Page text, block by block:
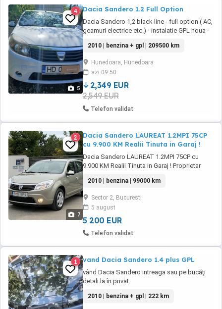
5
4 Dacia Sandero 1.2 Full Option
Dacia Sandero 1,2 black line - full option ( AC,
geamuri electrice etc.) - instalatie GPL noua -
209500 - 2349 euro negociabil
2010 | benzina + gpl | 209500 km
Hunedoara, Hunedoara
azi 09:50
2,349 EUR
2,549 EUR
Telefon validat
7
2
Dacia Sandero LAUREAT 1.2MPI 75CP
cu 9.900 KM Realii Tinuta in Garaj !
Dacia Sandero LAUREAT 1.2MPI 75CP cu
9.900 KM Realii Tinuta in Garaj ! Proprietar
efectuate la timp! Carte Service. Atenție:
Masina are doar 9.900KM! ,,nouă mii nouă
sute An fabricație 2010 12 Rog verificare:
(,,UU1BSDBNH43722335 ) Model LAUREAT ...
2010 | benzina | 99000 km
Sector 2, Bucuresti
5 august
5 200 EUR
Telefon validat
1 vand Dacia Sandero 1.4 plus GPL
vând Dacia Sandero intreaga sau pe bucăți
detali la în privat
2010 | benzina + gpl | 222 km